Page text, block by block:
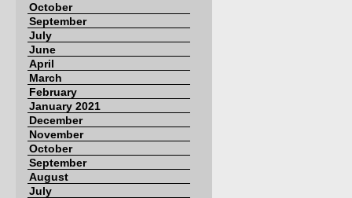
October
September
July
June
April
March
February
January 2021
December
November
October
September
August
July